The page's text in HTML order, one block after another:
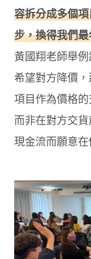
容拆分成多個
步，換得我們
黃國翔老師舉
希望對方降價
項目作為價格
而非在對方交
現金流而願意在